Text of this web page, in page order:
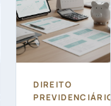
DIREITO